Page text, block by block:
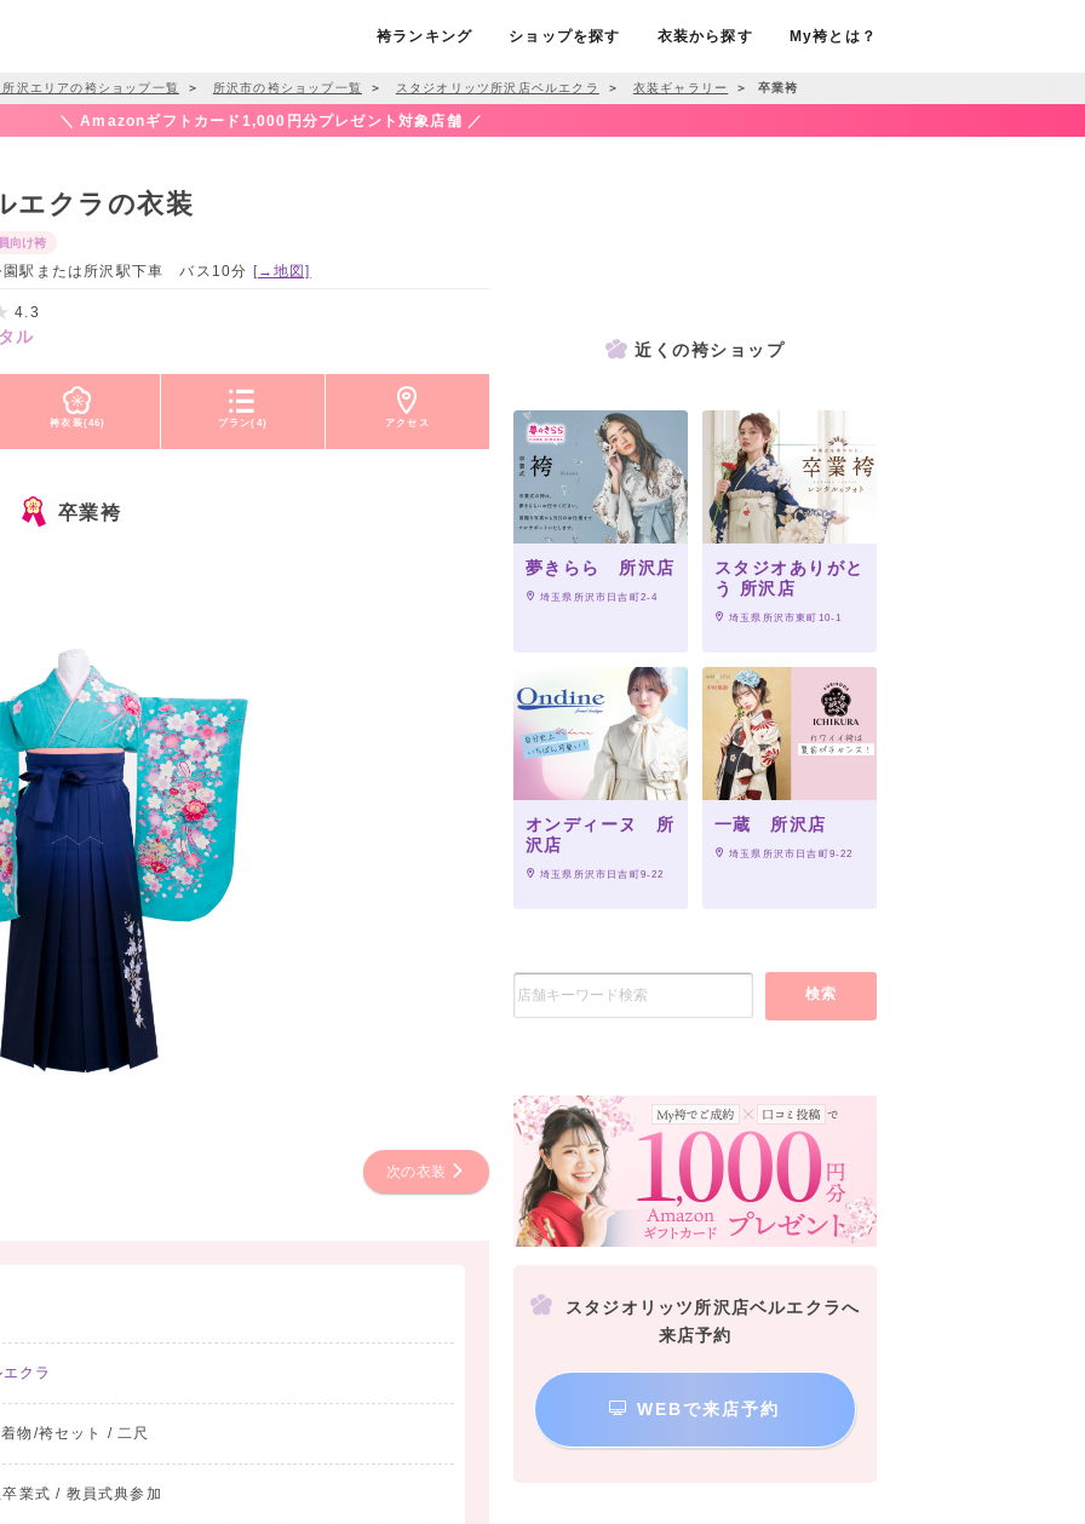
袴ランキング ショップを探す 衣装から探す My袴とは？
沢エリアの袴ショップ一覧 ＞ 所沢市の袴ショップ一覧 ＞ スタジオリッツ所沢店ベルエクラ ＞ 衣装ギャラリー ＞ 卒業袴
＼ Amazonギフトカード1,000円分プレゼント対象店舗 ／
エクラの衣装
向け袴
駅または所沢駅下車 バス10分 [→地図]
4.3
ル
袴衣装(46) プラン(4) アクセス
卒業袴
次の衣装
クラ
物/袴セット / 二尺
業式 / 教員式典参加
近くの袴ショップ
夢きらら 所沢店
埼玉県所沢市日吉町2-4
スタジオありがと
う 所沢店
埼玉県所沢市東町10-1
オンディーヌ 所
沢店
埼玉県所沢市日吉町9-22
一蔵 所沢店
埼玉県所沢市日吉町9-22
検索
スタジオリッツ所沢店ベルエクラへ
来店予約
WEBで来店予約